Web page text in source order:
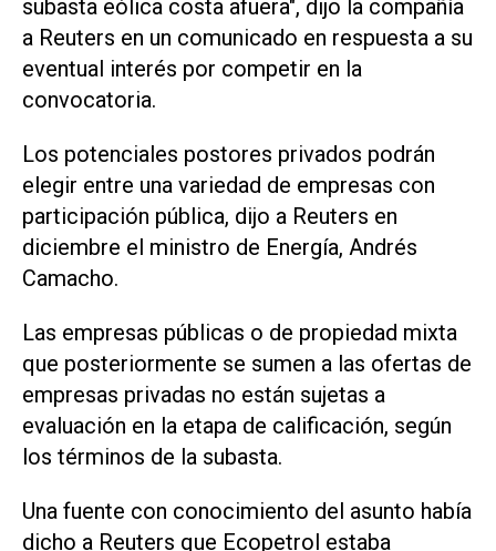
subasta eólica costa afuera", dijo la compañía
a Reuters en un comunicado en respuesta a su
eventual interés por competir en la
convocatoria.
Los potenciales postores privados podrán
elegir entre una variedad de empresas con
participación pública, dijo a Reuters en
diciembre el ministro de Energía, Andrés
Camacho.
Las empresas públicas o de propiedad mixta
que posteriormente se sumen a las ofertas de
empresas privadas no están sujetas a
evaluación en la etapa de calificación, según
los términos de la subasta.
Una fuente con conocimiento del asunto había
dicho a Reuters que Ecopetrol estaba